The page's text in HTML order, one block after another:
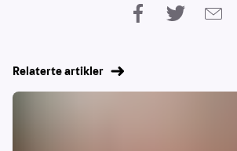
Relaterte artikler